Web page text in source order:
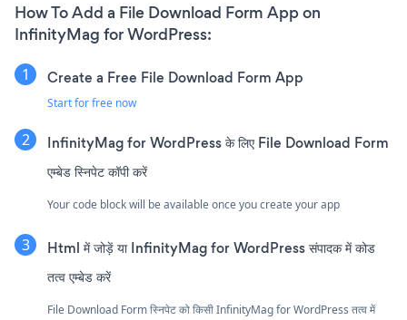
How To Add a File Download Form App on
InfinityMag for WordPress:
Create a Free File Download Form App
Start for free now
InfinityMag for WordPress के लिए File Download Form
एम्बेड स्निपेट कॉपी करें
Your code block will be available once you create your app
Html में जोड़ें या InfinityMag for WordPress संपादक में कोड
तत्व एम्बेड करें
File Download Form स्निपेट को किसी InfinityMag for WordPress तत्व में